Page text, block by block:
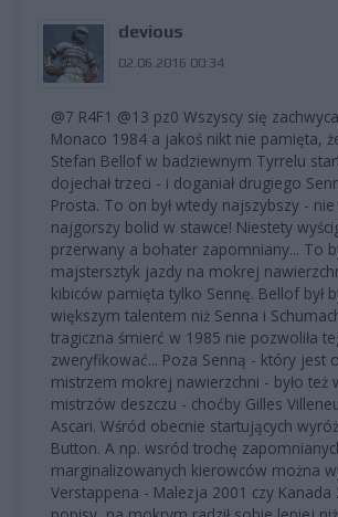
devious
02.06.2016 00:34
@7 R4F1 @13 pz0 Wszyscy się
Monaco 1984 a jakoś nikt nie pamięta,
Stefan Bellof w badziewnym Tyrrelu
dojechał trzeci - i doganiał drugiego
Prosta. To on był wtedy najszybszy -
najgorszy bolid w stawce! Niestety
przerwany a bohater zapomniany... To
majstersztyk jazdy na mokrej
kibiców pamięta tylko Sennę. Bellof był
większym talentem niż Senna i
tragiczna śmierć w 1985 nie pozwoliła
zweryfikować... Poza Senną - który jest
mistrzem mokrej nawierzchni - było też
mistrzów deszczu - choćby Gilles
Ascari. Wśród obecnie startujących
Button. A np. wsród trochę
marginalizowanych kierowców można
Verstappena - Malezja 2001 czy